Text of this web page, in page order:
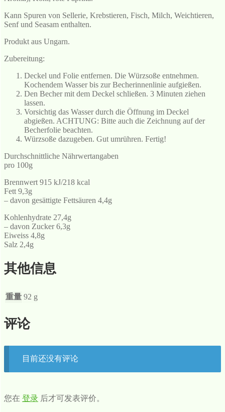
Kann Spuren von Sellerie, Krebstieren, Fisch, Milch, Weichtieren,
Senf und Seasam enthalten.
Produkt aus Ungarn.
Zubereitung:
Deckel und Folie entfernen. Die Würzsoße entnehmen.
Kochendem Wasser bis zur Becherinnenlinie aufgießen.
Den Becher mit dem Deckel schließen. 3 Minuten ziehen
lassen.
Vorsichtig das Wasser durch die Öffnung im Deckel
abgießen. ACHTUNG: Bitte auch die Zeichnung auf der
Becherfolie beachten.
Würzsoße dazugeben. Gut umrühren. Fertig!
Durchschnittliche Nährwertangaben
pro 100g
Brennwert 915 kJ/218 kcal
Fett 9,3g
– davon gesättigte Fettsäuren 4,4g
Kohlenhydrate 27,4g
– davon Zucker 6,3g
Eiweiss 4,8g
Salz 2,4g
其他信息
重量 92 g
评论
目前还没有评论
您在 登录 后才可发表评价。